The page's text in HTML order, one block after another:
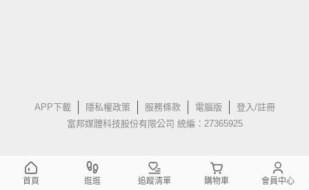
APP下載 隱私權政策 服務條款 電腦版
登入/註冊
富邦媒體科技股份有限公司 統編：27365925
首頁 逛逛 追蹤清單 購物車 會員中心